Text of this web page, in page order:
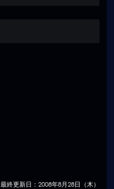
最終更新日：2008年8月28日（木）